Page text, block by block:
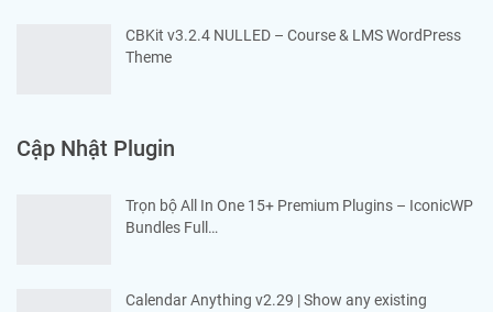
CBKit v3.2.4 NULLED – Course & LMS WordPress
Theme
Cập Nhật Plugin
Trọn bộ All In One 15+ Premium Plugins – IconicWP
Bundles Full…
Calendar Anything v2.29 | Show any existing